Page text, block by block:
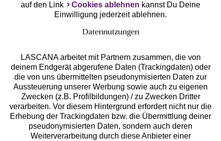
Services
Beratung
Über uns
auf den Link
Cookies ablehnen kannst Du Deine
Einwilligung jederzeit ablehnen.
Datennutzungen
LASCANA arbeitet mit Partnern zusammen, die von
deinem Endgerät abgerufene Daten (Trackingdaten) oder
die von uns übermittelten pseudonymisierten Daten zur
Aussteuerung unserer Werbung sowie auch zu eigenen
Zwecken (z.B. Profilbildungen) / zu Zwecken Dritter
verarbeiten. Vor diesem Hintergrund erfordert nicht nur die
Erhebung der Trackingdaten bzw. die Übermittlung deiner
pseudonymisierten Daten, sondern auch deren
Weiterverarbeitung durch diese Anbieter einer